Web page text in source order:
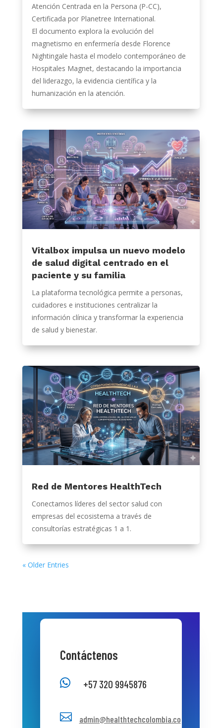
Atención Centrada en la Persona (P-CC),
Certificada por Planetree International.
El documento explora la evolución del
magnetismo en enfermería desde Florence
Nightingale hasta el modelo contemporáneo de
Hospitales Magnet, destacando la importancia
del liderazgo, la evidencia científica y la
humanización en la atención.
Vitalbox impulsa un nuevo modelo
de salud digital centrado en el
paciente y su familia
La plataforma tecnológica permite a personas,
cuidadores e instituciones centralizar la
información clínica y transformar la experiencia
de salud y bienestar.
Red de Mentores HealthTech
Conectamos líderes del sector salud con
empresas del ecosistema a través de
consultorías estratégicas 1 a 1.
« Older Entries
Contáctenos
 +57 320 9945876
 admin@healthtechcolombia.co